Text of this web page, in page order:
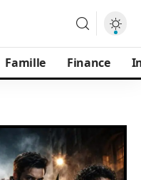
Famille Finance